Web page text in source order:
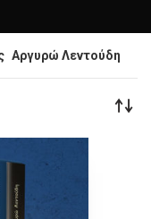
Αργυρώ Λεντούδη